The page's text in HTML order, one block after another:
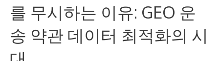
를 무시하는 이유: GEO 운
송 약관 데이터 최적화의 시